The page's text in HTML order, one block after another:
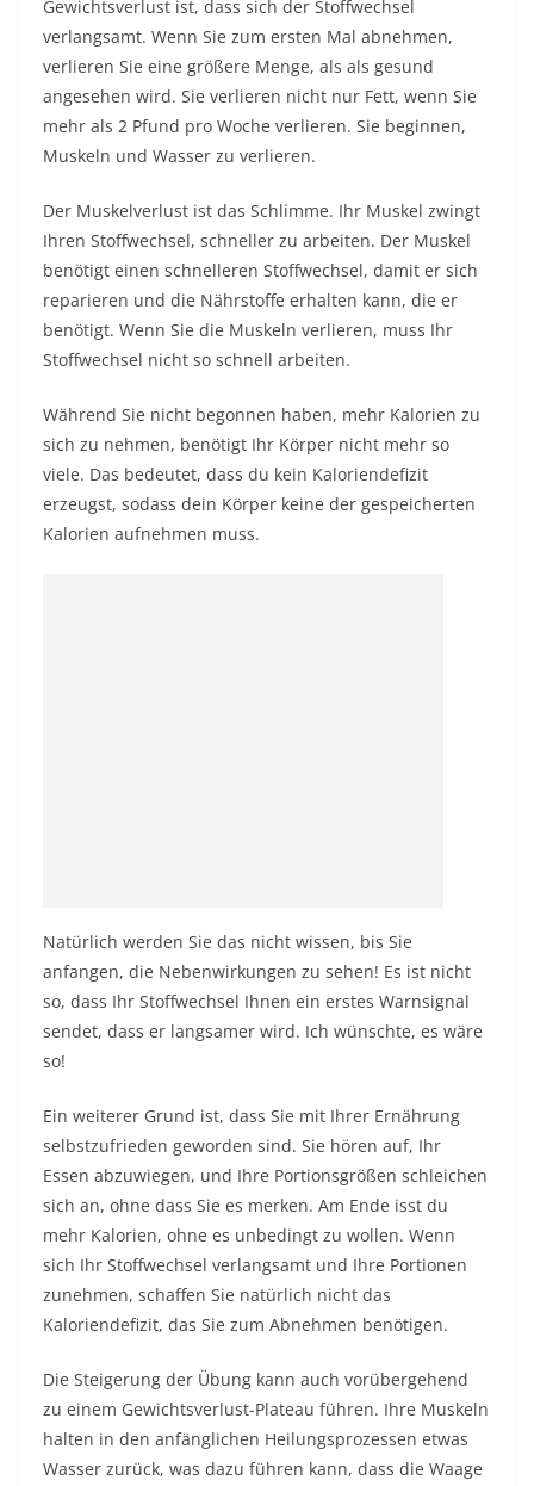
Gewichtsverlust ist, dass sich der Stoffwechsel
verlangsamt. Wenn Sie zum ersten Mal abnehmen,
verlieren Sie eine größere Menge, als als gesund
angesehen wird. Sie verlieren nicht nur Fett, wenn Sie
mehr als 2 Pfund pro Woche verlieren. Sie beginnen,
Muskeln und Wasser zu verlieren.
Der Muskelverlust ist das Schlimme. Ihr Muskel zwingt
Ihren Stoffwechsel, schneller zu arbeiten. Der Muskel
benötigt einen schnelleren Stoffwechsel, damit er sich
reparieren und die Nährstoffe erhalten kann, die er
benötigt. Wenn Sie die Muskeln verlieren, muss Ihr
Stoffwechsel nicht so schnell arbeiten.
Während Sie nicht begonnen haben, mehr Kalorien zu
sich zu nehmen, benötigt Ihr Körper nicht mehr so ​​
viele. Das bedeutet, dass du kein Kaloriendefizit
erzeugst, sodass dein Körper keine der gespeicherten
Kalorien aufnehmen muss.
Natürlich werden Sie das nicht wissen, bis Sie
anfangen, die Nebenwirkungen zu sehen! Es ist nicht
so, dass Ihr Stoffwechsel Ihnen ein erstes Warnsignal
sendet, dass er langsamer wird. Ich wünschte, es wäre
so!
Ein weiterer Grund ist, dass Sie mit Ihrer Ernährung
selbstzufrieden geworden sind. Sie hören auf, Ihr
Essen abzuwiegen, und Ihre Portionsgrößen schleichen
sich an, ohne dass Sie es merken. Am Ende isst du
mehr Kalorien, ohne es unbedingt zu wollen. Wenn
sich Ihr Stoffwechsel verlangsamt und Ihre Portionen
zunehmen, schaffen Sie natürlich nicht das
Kaloriendefizit, das Sie zum Abnehmen benötigen.
Die Steigerung der Übung kann auch vorübergehend
zu einem Gewichtsverlust-Plateau führen. Ihre Muskeln
halten in den anfänglichen Heilungsprozessen etwas
Wasser zurück, was dazu führen kann, dass die Waage